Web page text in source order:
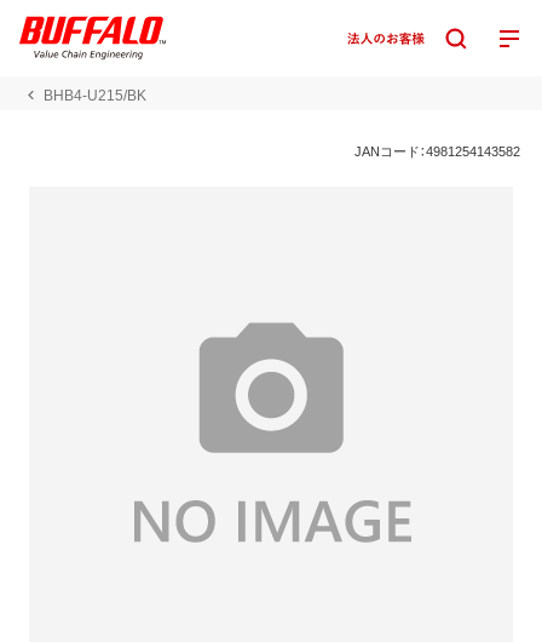
BHB4-U215/BK
JANコード：4981254143582